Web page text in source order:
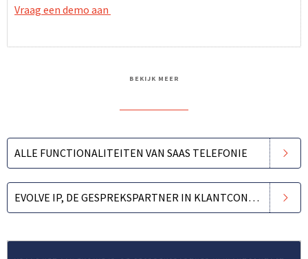
Vraag een demo aan
BEKIJK MEER
ALLE FUNCTIONALITEITEN VAN SAAS TELEFONIE
EVOLVE IP, DE GESPREKSPARTNER IN KLANTCONTACT